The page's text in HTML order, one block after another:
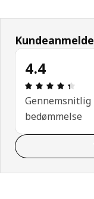
4.4
Gennemsnitlig
bedømmelse